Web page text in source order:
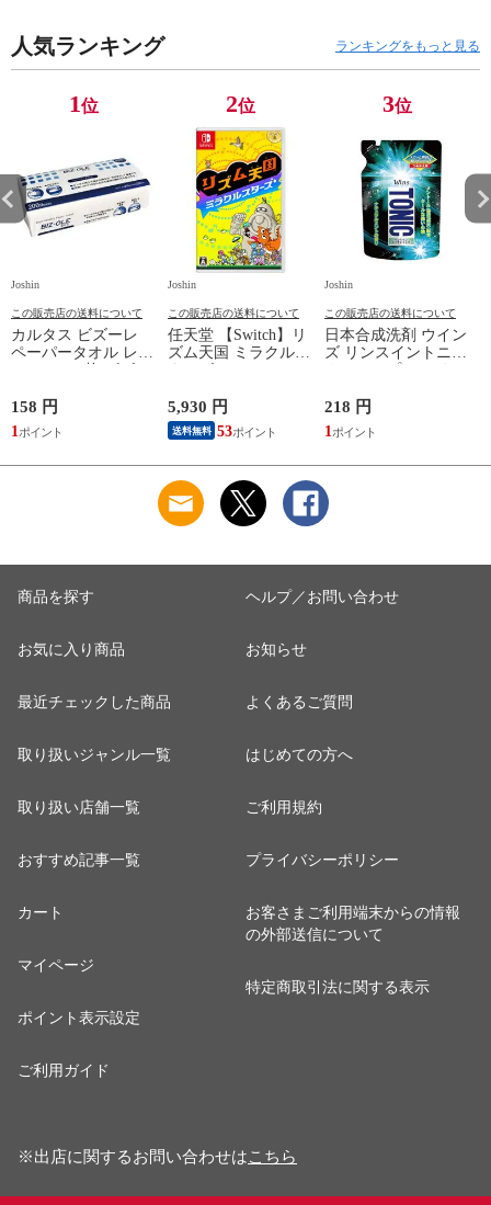
人気ランキング ランキングをもっと見る
1位
Joshin
この販売店の送料について
カルタス ビズーレ
ペーパータオル レギ
【返品種別A】
158 円
1
2位
Joshin
この販売店の送料について
任天堂 【Switch】リ
ズム天国 ミラクルス
テンゴク ミラクルス
タ-ズ 【返品種別B】
5,930 円
送料無料 53
3位
Joshin
この販売店の送料について
日本合成洗剤 ウイン
ズ リンスイントニッ
シヤンプ-カエ 【返
品種別A】
218 円
1
商品を探す
お気に入り商品
最近チェックした商品
取り扱いジャンル一覧
取り扱い店舗一覧
おすすめ記事一覧
カート
マイページ
ポイント表示設定
ご利用ガイド
ヘルプ／お問い合わせ
お知らせ
よくあるご質問
はじめての方へ
ご利用規約
プライバシーポリシー
お客さまご利用端末からの情報
の外部送信について
特定商取引法に関する表示
※出店に関するお問い合わせはこちら